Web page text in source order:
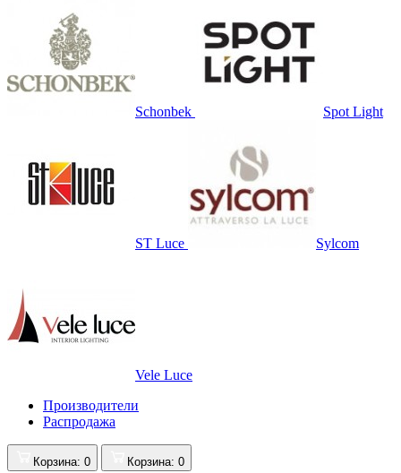
Schonbek Spot Light
ST Luce Sylcom
Vele Luce
Производители
Распродажа
Корзина: 0 Корзина: 0